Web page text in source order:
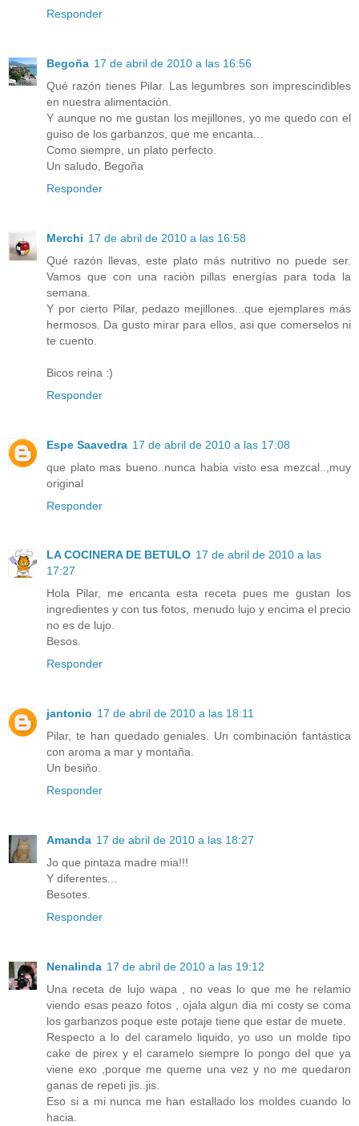
Responder
Begoña 17 de abril de 2010 a las 16:56
Qué razón tienes Pilar. Las legumbres son imprescindibles
en nuestra alimentación.
Y aunque no me gustan los mejillones, yo me quedo con el
guiso de los garbanzos, que me encanta...
Como siempre, un plato perfecto.
Un saludo, Begoña
Responder
Merchi 17 de abril de 2010 a las 16:58
Qué razón llevas, este plato más nutritivo no puede ser.
Vamos que con una raciòn pillas energías para toda la
semana.
Y por cierto Pilar, pedazo mejillones...que ejemplares más
hermosos. Da gusto mirar para ellos, asi que comerselos ni
te cuento.
Bicos reina :)
Responder
Espe Saavedra 17 de abril de 2010 a las 17:08
que plato mas bueno..nunca habia visto esa mezcal..,muy
original
Responder
LA COCINERA DE BETULO 17 de abril de 2010 a las
17:27
Hola Pilar, me encanta esta receta pues me gustan los
ingredientes y con tus fotos, menudo lujo y encima el precio
no es de lujo.
Besos.
Responder
jantonio 17 de abril de 2010 a las 18:11
Pilar, te han quedado geniales. Un combinación fantástica
con aroma a mar y montaña.
Un besiño.
Responder
Amanda 17 de abril de 2010 a las 18:27
Jo que pintaza madre mia!!!
Y diferentes...
Besotes.
Responder
Nenalinda 17 de abril de 2010 a las 19:12
Una receta de lujo wapa , no veas lo que me he relamio
viendo esas peazo fotos , ojala algun dia mi costy se coma
los garbanzos poque este potaje tiene que estar de muete.
Respecto a lo del caramelo liquido, yo uso un molde tipo
cake de pirex y el caramelo siempre lo pongo del que ya
viene exo ,porque me queme una vez y no me quedaron
ganas de repeti jis..jis.
Eso si a mi nunca me han estallado los moldes cuando lo
hacia.